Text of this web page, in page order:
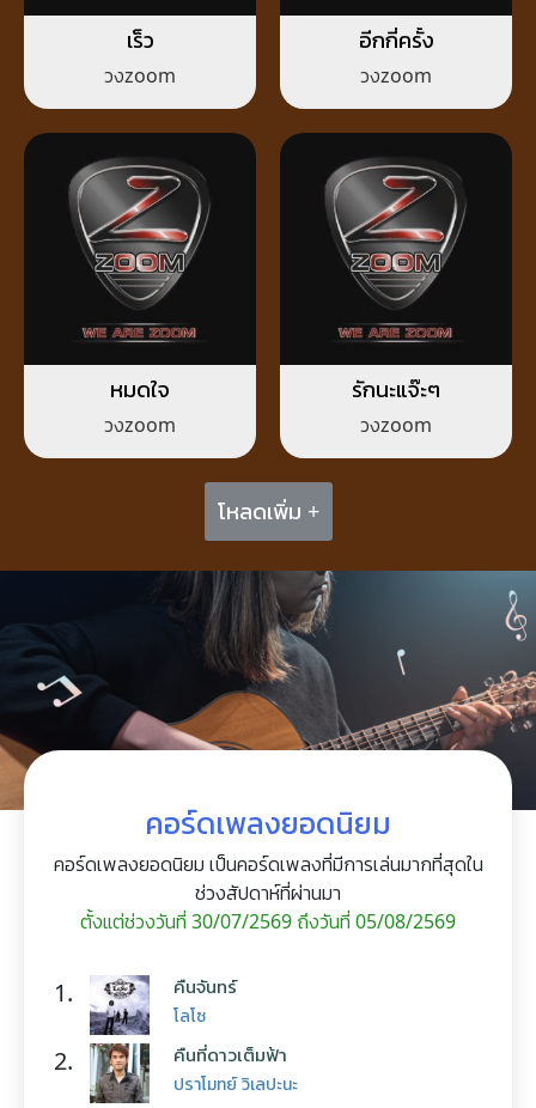
เร็ว
วงzoom
อีกกี่ครั้ง
วงzoom
หมดใจ
วงzoom
รักนะแจ๊ะๆ
วงzoom
โหลดเพิ่ม +
คอร์ดเพลงยอดนิยม
คอร์ดเพลงยอดนิยม เป็นคอร์ดเพลงที่มีการเล่นมากที่สุดใน
ช่วงสัปดาห์ที่ผ่านมา
ตั้งแต่ช่วงวันที่ 30/07/2569 ถึงวันที่ 05/08/2569
1. คืนจันทร์
โลโซ
2. คืนที่ดาวเต็มฟ้า
ปราโมทย์ วิเลปะนะ